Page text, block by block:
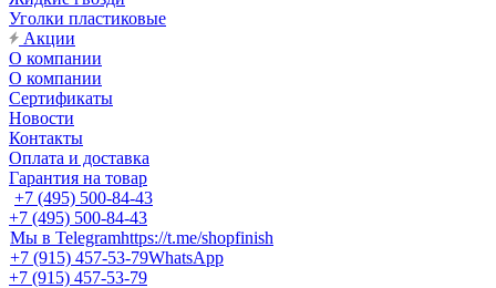
Уголки пластиковые
Акции
О компании
О компании
Сертификаты
Новости
Контакты
Оплата и доставка
Гарантия на товар
+7 (495) 500-84-43
+7 (495) 500-84-43
Мы в Telegramhttps://t.me/shopfinish
+7 (915) 457-53-79WhatsApp
+7 (915) 457-53-79